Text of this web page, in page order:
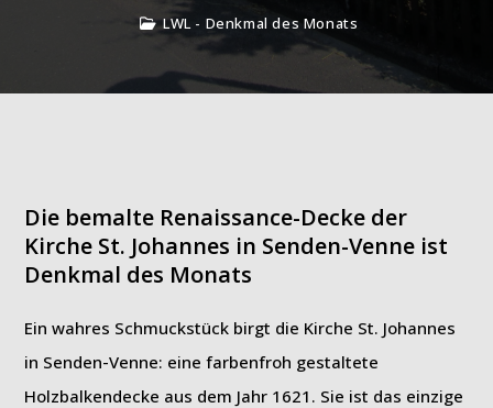
LWL - Denkmal des Monats
Die bemalte Renaissance-Decke der
Kirche St. Johannes in Senden-Venne ist
Denkmal des Monats
Ein wahres Schmuckstück birgt die Kirche St. Johannes
in Senden-Venne: eine farbenfroh gestaltete
Holzbalkendecke aus dem Jahr 1621. Sie ist das einzige